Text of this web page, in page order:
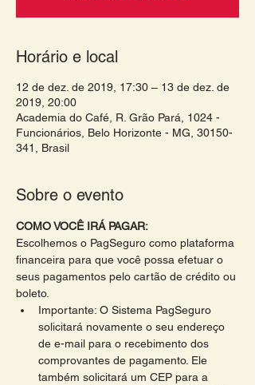
Horário e local
12 de dez. de 2019, 17:30 – 13 de dez. de
2019, 20:00
Academia do Café, R. Grão Pará, 1024 -
Funcionários, Belo Horizonte - MG, 30150-
341, Brasil
Sobre o evento
COMO VOCÊ IRÁ PAGAR:
Escolhemos o PagSeguro como plataforma
financeira para que você possa efetuar o
seus pagamentos pelo cartão de crédito ou
boleto.
Importante: O Sistema PagSeguro
solicitará novamente o seu endereço
de e-mail para o recebimento dos
comprovantes de pagamento. Ele
também solicitará um CEP para a